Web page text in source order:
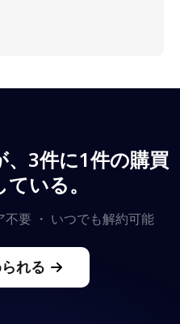
3件に1件の購買
いる。
要 ・ いつでも解約可能
れる